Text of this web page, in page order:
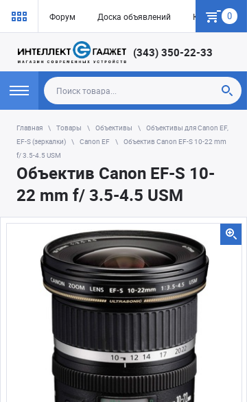
Форум Доска объявлений Как купить
0
(343) 350-22-33
Главная Товары Объективы
Объективы для Canon EF,
EF-S (зеркалки)
Canon EF
Объектив Canon EF-S 10-22 mm
f/ 3.5-4.5 USM
Объектив Canon EF-S 10-
22 mm f/ 3.5-4.5 USM